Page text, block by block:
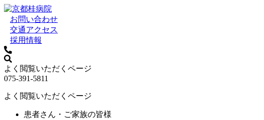
お問い合わせ
交通アクセス
採用情報
よく閲覧いただくページ
075-391-5811
よく閲覧いただくページ
患者さん・ご家族の皆様